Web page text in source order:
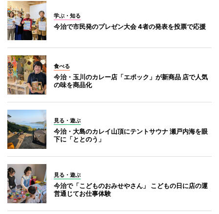
学ぶ・知る
今治で市民発のプレゼン大会 4者の発表を投票で応援
食べる
今治・玉川のカレー店「エポック」が新商品 店で人気
の味を商品化
見る・遊ぶ
今治・大島のカレイ山頂にテントサウナ 瀬戸内海を眼
下に「ととのう」
見る・遊ぶ
今治で「こどものおみせやさん」 こどもの日に店の運
営通じてお仕事体験